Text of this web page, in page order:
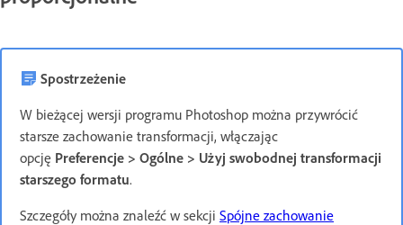
Spostrzeżenie
W bieżącej wersji programu Photoshop można przywrócić
starsze zachowanie transformacji, włączając
opcję Preferencje > Ogólne > Użyj swobodnej transformacji
starszego formatu.
Szczegóły można znaleźć w sekcji Spójne zachowanie